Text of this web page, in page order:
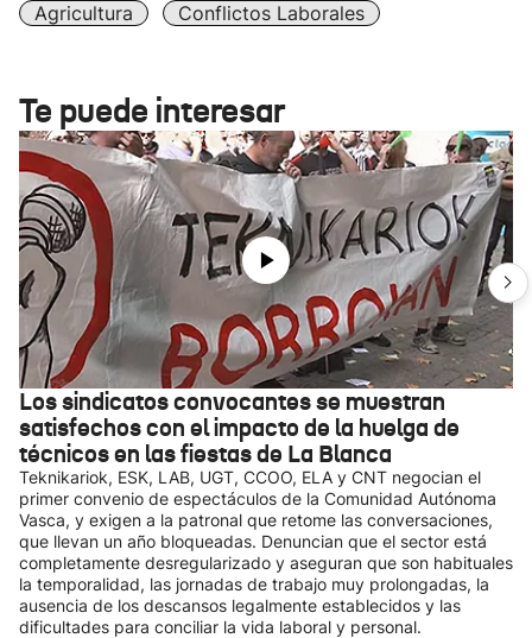
Agricultura
Conflictos Laborales
Te puede interesar
Los sindicatos convocantes se muestran
satisfechos con el impacto de la huelga de
técnicos en las fiestas de La Blanca
Teknikariok, ESK, LAB, UGT, CCOO, ELA y CNT negocian el
primer convenio de espectáculos de la Comunidad Autónoma
Vasca, y exigen a la patronal que retome las conversaciones,
que llevan un año bloqueadas. Denuncian que el sector está
completamente desregularizado y aseguran que son habituales
la temporalidad, las jornadas de trabajo muy prolongadas, la
ausencia de los descansos legalmente establecidos y las
dificultades para conciliar la vida laboral y personal.